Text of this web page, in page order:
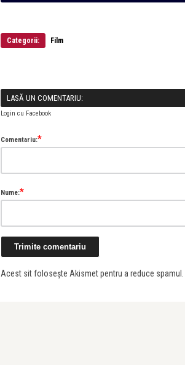
Categorii: Film
LASĂ UN COMENTARIU:
Login cu Facebook
Comentariu:*
Nume:*
Acest sit folosește Akismet pentru a reduce spamul.